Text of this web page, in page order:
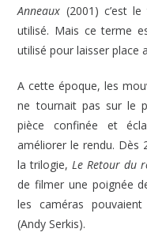
Anneaux (2001) c’est
utilisé. Mais ce terme
utilisé pour laisser place
A cette époque, les
ne tournait pas sur le
pièce confinée et
améliorer le rendu. Dès
la trilogie,Le Retour du
de filmer une poignée
les caméras
(Andy Serkis).